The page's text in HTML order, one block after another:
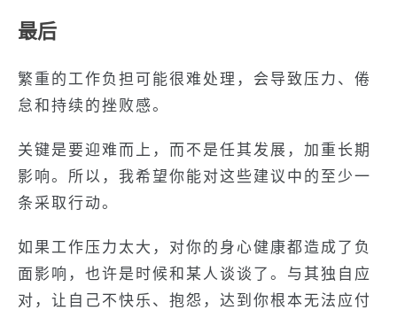
最后
繁重的工作负担可能很难处理，会导致压力、倦
怠和持续的挫败感。
关键是要迎难而上，而不是任其发展，加重长期
影响。所以，我希望你能对这些建议中的至少一
条采取行动。
如果工作压力太大，对你的身心健康都造成了负
面影响，也许是时候和某人谈谈了。与其独自应
对，让自己不快乐、抱怨，达到你根本无法应付